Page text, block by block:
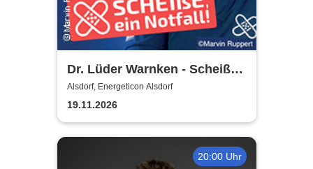
Dr. Lüder Warnken - Scheiße,
ein Notfall!
Alsdorf, Energeticon Alsdorf
19.11.2026
20:00 Uhr